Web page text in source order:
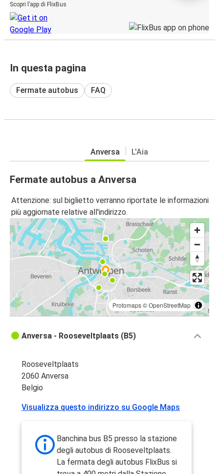
Scopri l’app di FlixBus
In questa pagina
Fermate autobus FAQ
Anversa L'Aia
Fermate autobus a Anversa
Attenzione: sul biglietto verranno riportate le informazioni
più aggiornate relative all'indirizzo.
Protomaps©OpenStreetMap
Anversa - Rooseveltplaats (B5)
Rooseveltplaats
2060 Anversa
Belgio
Visualizza questo indirizzo su Google Maps
Banchina bus B5 presso la stazione
degli autobus di Rooseveltplaats.
La fermata degli autobus FlixBus si